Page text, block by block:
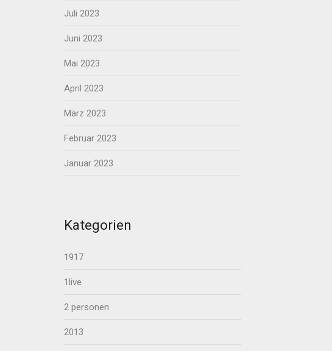
Juli 2023
Juni 2023
Mai 2023
April 2023
März 2023
Februar 2023
Januar 2023
Kategorien
1917
1live
2 personen
2013